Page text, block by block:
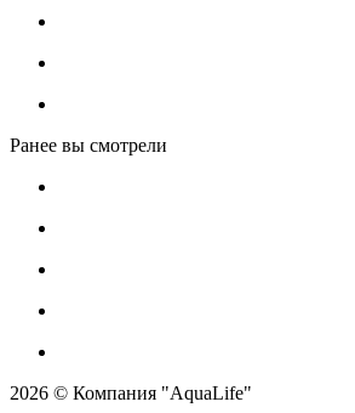
Ранее вы смотрели
2026 © Компания "AquaLife"